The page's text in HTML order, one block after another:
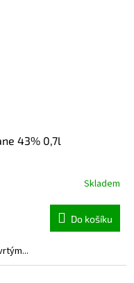
43% 0,7l
Skladem
Do košíku